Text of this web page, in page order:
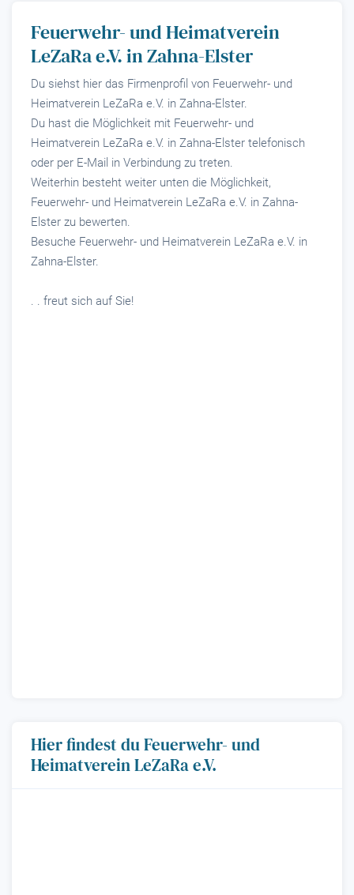
Feuerwehr- und Heimatverein
LeZaRa e.V. in Zahna-Elster
Du siehst hier das Firmenprofil von Feuerwehr- und
Heimatverein LeZaRa e.V. in Zahna-Elster.
Du hast die Möglichkeit mit Feuerwehr- und
Heimatverein LeZaRa e.V. in Zahna-Elster telefonisch
oder per E-Mail in Verbindung zu treten.
Weiterhin besteht weiter unten die Möglichkeit,
Feuerwehr- und Heimatverein LeZaRa e.V. in Zahna-
Elster zu bewerten.
Besuche Feuerwehr- und Heimatverein LeZaRa e.V. in
Zahna-Elster.
. . freut sich auf Sie!
Hier findest du Feuerwehr- und
Heimatverein LeZaRa e.V.